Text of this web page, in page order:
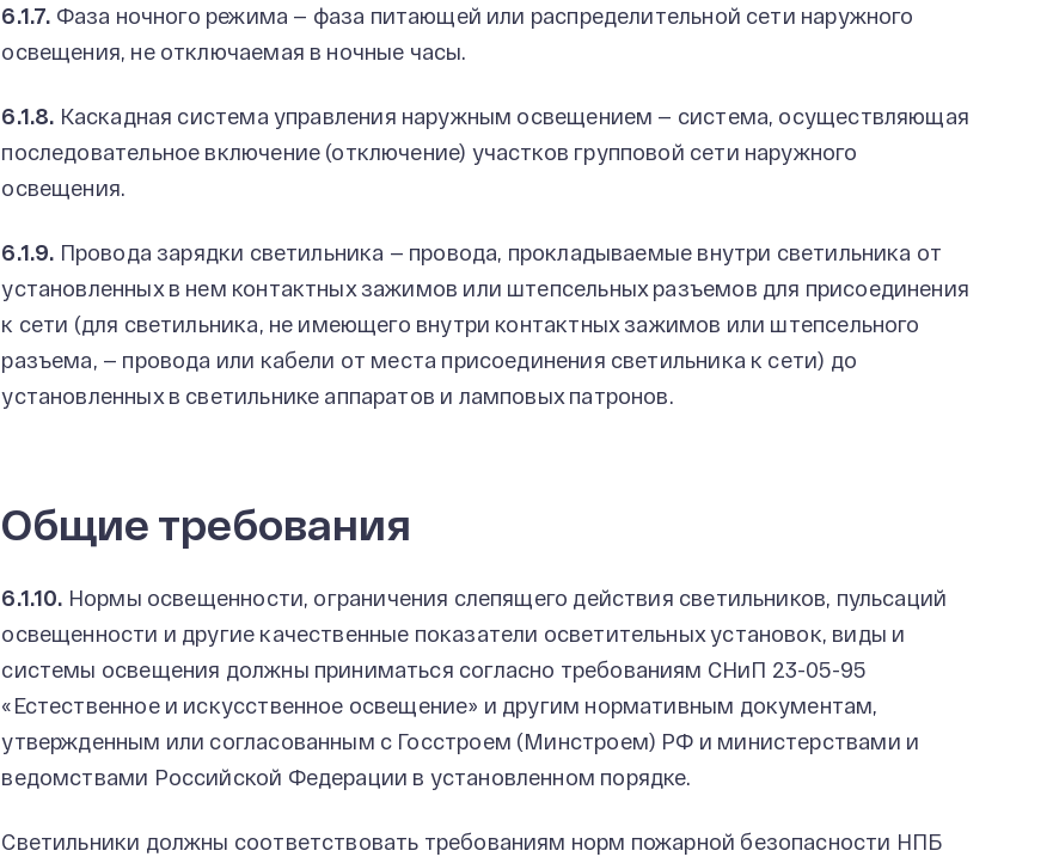
6.1.7. Фаза ночного режима — фаза питающей или распределительной сети наружного
освещения, не отключаемая в ночные часы.
6.1.8. Каскадная система управления наружным освещением — система, осуществляющая
последовательное включение (отключение) участков групповой сети наружного
освещения.
6.1.9. Провода зарядки светильника — провода, прокладываемые внутри светильника от
установленных в нем контактных зажимов или штепсельных разъемов для присоединения
к сети (для светильника, не имеющего внутри контактных зажимов или штепсельного
разъема, — провода или кабели от места присоединения светильника к сети) до
установленных в светильнике аппаратов и ламповых патронов.
Общие требования
6.1.10. Нормы освещенности, ограничения слепящего действия светильников, пульсаций
освещенности и другие качественные показатели осветительных установок, виды и
системы освещения должны приниматься согласно требованиям СНиП 23-05-95
«Естественное и искусственное освещение» и другим нормативным документам,
утвержденным или согласованным с Госстроем (Минстроем) РФ и министерствами и
ведомствами Российской Федерации в установленном порядке.
Светильники должны соответствовать требованиям норм пожарной безопасности НПБ